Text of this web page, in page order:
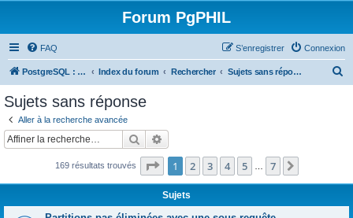
Forum PgPHIL
FAQ Connexion
S’enregistrer
PostgreSQL : SGBD libre, puissant et complet Index du forum Rechercher Sujets sans réponse
c
Sujets sans réponse
Aller à la recherche avancée
Rechercher
169 résultats trouvés Page 1sur7
1 2 3 4 5 7
Sujets